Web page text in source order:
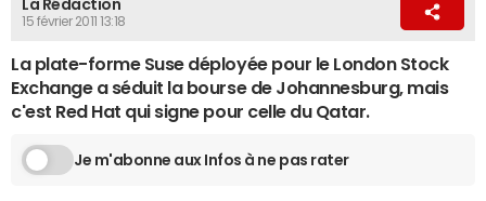
La Rédaction
15 février 2011 13:18
La plate-forme Suse déployée pour le London Stock
Exchange a séduit la bourse de Johannesburg, mais
c'est Red Hat qui signe pour celle du Qatar.
Je m'abonne aux Infos à ne pas rater